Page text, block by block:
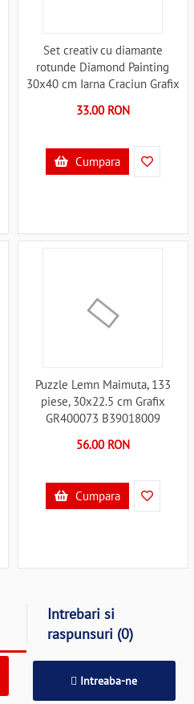
Set creativ cu diamante
rotunde Diamond Painting
30x40 cm Iarna Craciun Grafix
33.00 RON
Cumpara
Puzzle Lemn Maimuta, 133
piese, 30x22.5 cm Grafix
GR400073 B39018009
56.00 RON
Cumpara
Intrebari si
raspunsuri (0)
Intreaba-ne